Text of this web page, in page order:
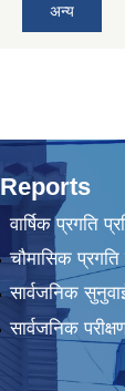
अन्य
Reports
वार्षिक प्रगति
चौमासिक प्रगति
सार्वजनिक
सार्वजनिक